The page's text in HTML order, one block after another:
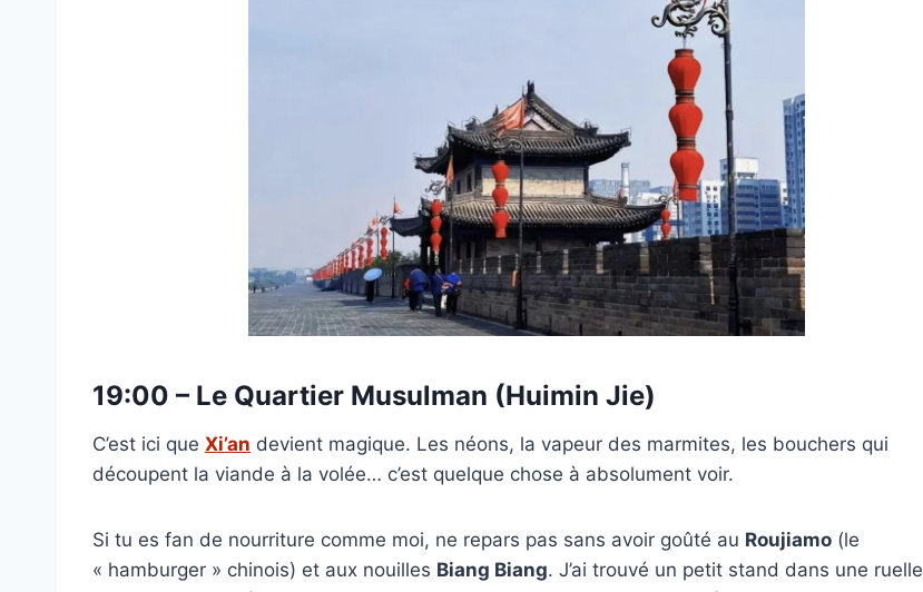
19:00 – Le Quartier Musulman (Huimin Jie)
C’est ici que Xi’an devient magique. Les néons, la vapeur des marmites, les bouchers qui
découpent la viande à la volée… c’est quelque chose à absolument voir.
Si tu es fan de nourriture comme moi, ne repars pas sans avoir goûté au Roujiamo (le
« hamburger » chinois) et aux nouilles Biang Biang. J’ai trouvé un petit stand dans une ruelle